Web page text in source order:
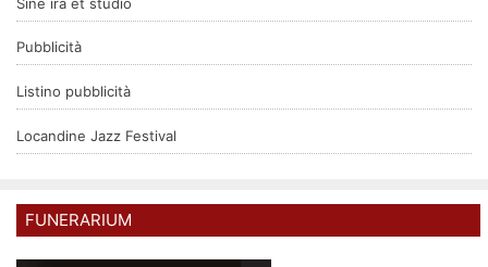
Pubblicità
Listino pubblicità
Locandine Jazz Festival
FUNERARIUM